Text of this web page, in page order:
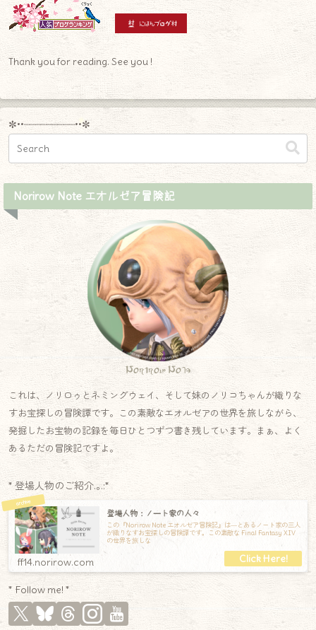
Thank you for reading. See you !
✼••┈┈┈┈┈┈┈┈┈••✼
Norirow Note エオルゼア冒険記
Norirow Note
これは、ノリロゥとネミングウェイ、そして妹のノリコちゃんが織りな
すお宝探しの冒険譚です。この素敵なエオルゼアの世界を旅しながら、
発掘したお宝物の記録を毎日ひとつずつ書き残しています。まぁ、よく
あるただの冒険記ですよ。
* 登場人物のご紹介.｡.:*
登場人物：ノート家の人々
この『Norirow Note エオルゼア冒険記』は―とあるノート家の三人
が織りなすお宝探しの冒険譚です。この素敵な Final Fantasy XIV
の世界を旅しな
ff14.norirow.com
* Follow me! *